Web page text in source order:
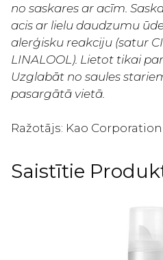
no saskares ar acīm.
acis ar lielu daudzumu
alerģisku reakciju (satur
LINALOOL). Lietot tikai
Uzglabāt no saules
pasargātā vietā.
Ražotājs: Kao
Saistītie